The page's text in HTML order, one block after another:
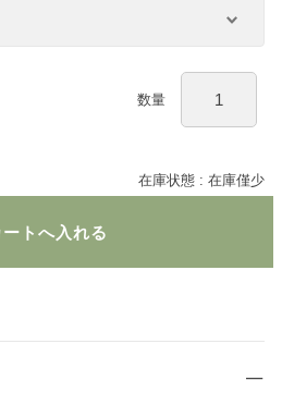
在庫状態 : 在庫僅少
数量